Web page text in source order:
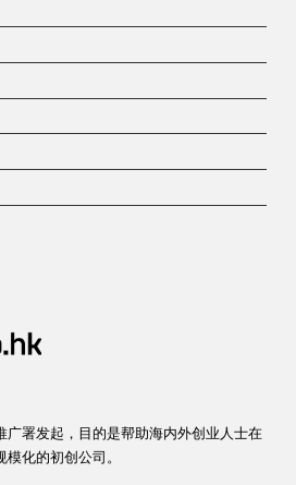
广署发起，目的是帮助海内外创业人士在
化的初创公司。